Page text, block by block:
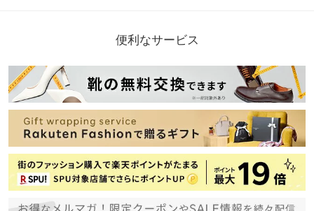
便利なサービス